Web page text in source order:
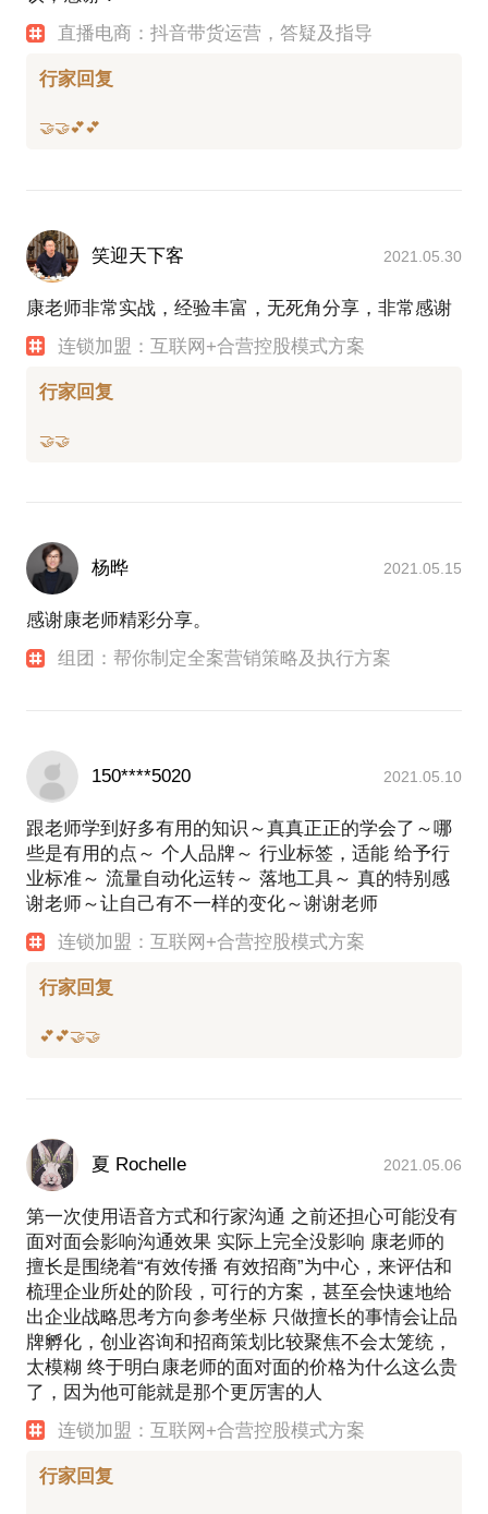
直播电商：抖音带货运营，答疑及指导
行家回复
笑迎天下客 2021.05.30
康老师非常实战，经验丰富，无死角分享，非常感谢
连锁加盟：互联网+合营控股模式方案
行家回复
杨晔 2021.05.15
感谢康老师精彩分享。
组团：帮你制定全案营销策略及执行方案
150****5020 2021.05.10
跟老师学到好多有用的知识～真真正正的学会了～哪
些是有用的点～ 个人品牌～ 行业标签，适能 给予行
业标准～ 流量自动化运转～ 落地工具～ 真的特别感
谢老师～让自己有不一样的变化～谢谢老师
连锁加盟：互联网+合营控股模式方案
行家回复
夏 Rochelle 2021.05.06
第一次使用语音方式和行家沟通 之前还担心可能没有
面对面会影响沟通效果 实际上完全没影响 康老师的
擅长是围绕着“有效传播 有效招商”为中心，来评估和
梳理企业所处的阶段，可行的方案，甚至会快速地给
出企业战略思考方向参考坐标 只做擅长的事情会让品
牌孵化，创业咨询和招商策划比较聚焦不会太笼统，
太模糊 终于明白康老师的面对面的价格为什么这么贵
了，因为他可能就是那个更厉害的人
连锁加盟：互联网+合营控股模式方案
行家回复